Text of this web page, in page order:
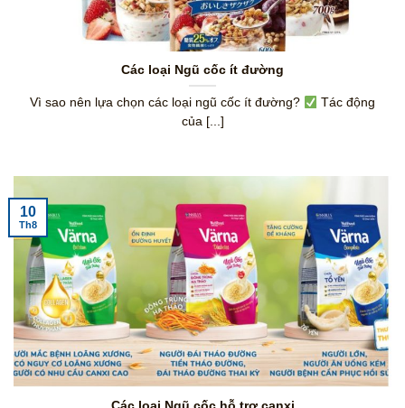
Các loại Ngũ cốc ít đường
Vì sao nên lựa chọn các loại ngũ cốc ít đường?
Tác động
của [...]
10
Th8